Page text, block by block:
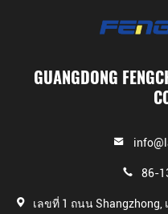
GUANGDONG
86-
เลขที่ 1 ถนน Shangzhong,